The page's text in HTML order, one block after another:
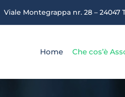
Viale Montegrappa nr. 28 – 24047
Home Che cos’è